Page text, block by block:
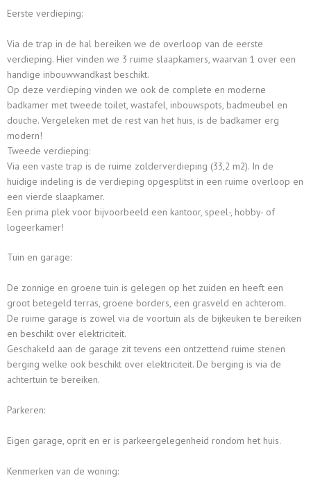
Eerste verdieping:
Via de trap in de hal bereiken we de overloop van de eerste
verdieping. Hier vinden we 3 ruime slaapkamers, waarvan 1 over een
handige inbouwwandkast beschikt.
Op deze verdieping vinden we ook de complete en moderne
badkamer met tweede toilet, wastafel, inbouwspots, badmeubel en
douche. Vergeleken met de rest van het huis, is de badkamer erg
modern!
Tweede verdieping:
Via een vaste trap is de ruime zolderverdieping (33,2 m2). In de
huidige indeling is de verdieping opgesplitst in een ruime overloop en
een vierde slaapkamer.
Een prima plek voor bijvoorbeeld een kantoor, speel-, hobby- of
logeerkamer!
Tuin en garage:
De zonnige en groene tuin is gelegen op het zuiden en heeft een
groot betegeld terras, groene borders, een grasveld en achterom.
De ruime garage is zowel via de voortuin als de bijkeuken te bereiken
en beschikt over elektriciteit.
Geschakeld aan de garage zit tevens een ontzettend ruime stenen
berging welke ook beschikt over elektriciteit. De berging is via de
achtertuin te bereiken.
Parkeren:
Eigen garage, oprit en er is parkeergelegenheid rondom het huis.
Kenmerken van de woning: